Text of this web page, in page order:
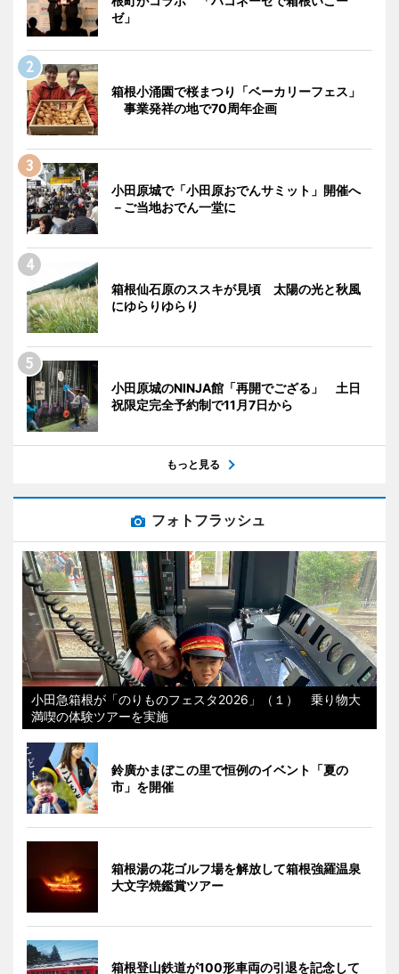
ゼ」
箱根小涌園で桜まつり「ベーカリーフェス」
事業発祥の地で70周年企画
小田原城で「小田原おでんサミット」開催へ
－ご当地おでん一堂に
箱根仙石原のススキが見頃 太陽の光と秋風
にゆらりゆらり
小田原城のNINJA館「再開でござる」 土日
祝限定完全予約制で11月7日から
もっと見る
フォトフラッシュ
小田急箱根が「のりものフェスタ2026」（１） 乗り物大
満喫の体験ツアーを実施
鈴廣かまぼこの里で恒例のイベント「夏の
市」を開催
箱根湯の花ゴルフ場を解放して箱根強羅温泉
大文字焼鑑賞ツアー
箱根登山鉄道が100形車両の引退を記念して